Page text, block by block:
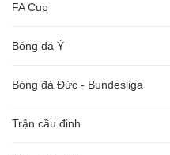
FA Cup
Bóng đá Ý
Bóng đá Đức - Bundesliga
Trận cầu đinh